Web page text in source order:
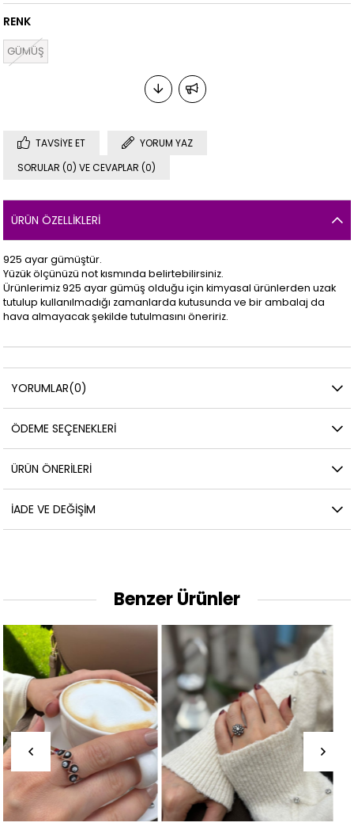
RENK
GÜMÜŞ
TAVSIYE ET
YORUM YAZ
SORULAR (0) VE CEVAPLAR (0)
ÜRÜN ÖZELLIKLERI
925 ayar gümüştür.
Yüzük ölçünüzü not kısmında belirtebilirsiniz.
Ürünlerimiz 925 ayar gümüş olduğu için kimyasal ürünlerden uzak
tutulup kullanılmadığı zamanlarda kutusunda ve bir ambalaj da
hava almayacak şekilde tutulmasını öneririz.
YORUMLAR(0)
ÖDEME SEÇENEKLERI
ÜRÜN ÖNERILERI
İADE VE DEĞIŞIM
Benzer Ürünler